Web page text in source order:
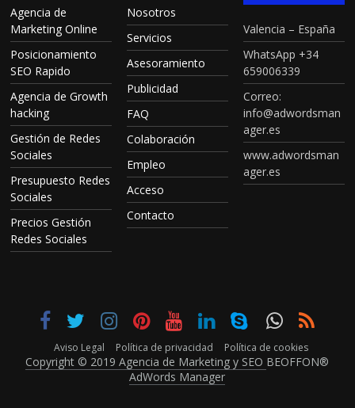
Agencia de
Marketing Online
Posicionamiento
SEO Rapido
Agencia de Growth
hacking
Gestión de Redes
Sociales
Presupuesto Redes
Sociales
Precios Gestión
Redes Sociales
Nosotros
Servicios
Asesoramiento
Publicidad
FAQ
Colaboración
Empleo
Acceso
Contacto
Valencia – España
WhatsApp +34
659006339
Correo:
info@adwordsman
ager.es
www.adwordsman
ager.es
Aviso Legal Política de privacidad Política de cookies
Copyright © 2019 Agencia de Marketing y SEO BEOFFON®
AdWords Manager